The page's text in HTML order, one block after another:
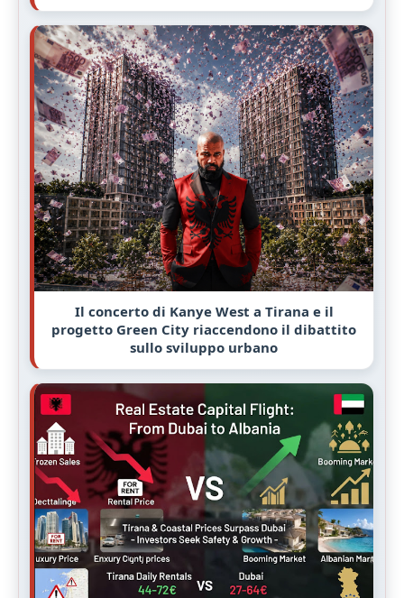
Il concerto di Kanye West a Tirana e il
progetto Green City riaccendono il dibattito
sullo sviluppo urbano